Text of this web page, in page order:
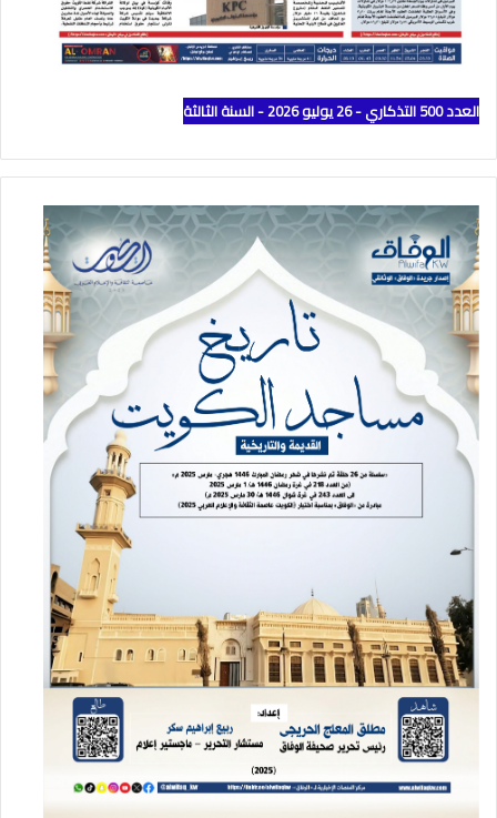
العدد 500 التذكاري - 26 يوليو 2026 - السنة الثالثة